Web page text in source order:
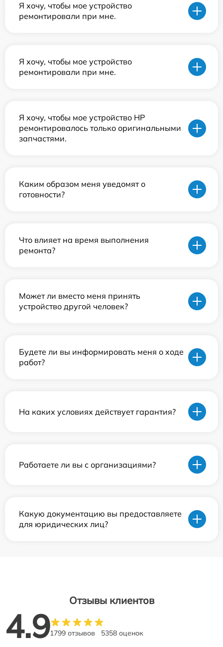
Я хочу, чтобы мое устройство
ремонтировали при мне.
Я хочу, чтобы мое устройство
ремонтировали при мне.
Я хочу, чтобы мое устройство HP
ремонтировалось только оригинальными
запчастями.
Каким образом меня уведомят о
готовности?
Что влияет на время выполнения
ремонта?
Может ли вместо меня принять
устройство другой человек?
Будете ли вы информировать меня о ходе
работ?
На каких условиях действует гарантия?
Работаете ли вы с организациями?
Какую документацию вы предоставляете
для юридических лиц?
Отзывы клиентов
4.91799 отзывов 5358 оценок